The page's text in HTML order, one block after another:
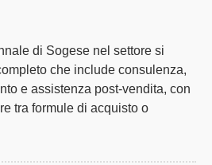
di Sogese nel settore si
che include consulenza,
e assistenza post-vendita, con
tra formule di acquisto o